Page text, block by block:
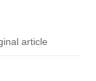
article